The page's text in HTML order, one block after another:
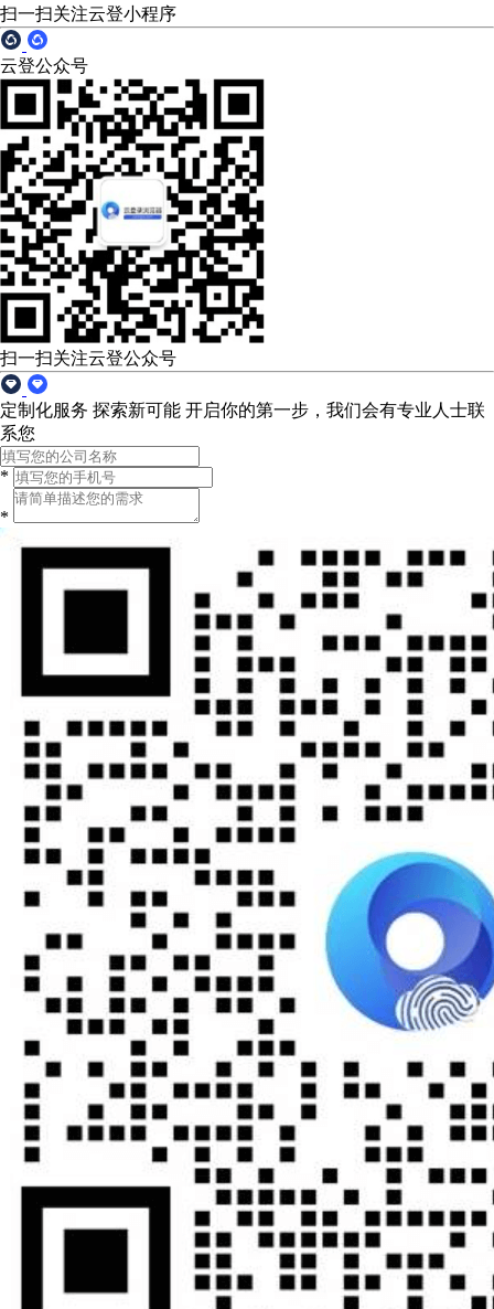
扫一扫关注云登小程序
云登公众号
扫一扫关注云登公众号
定制化服务 探索新可能 开启你的第一步，我们会有专业人士联
系您
*
*